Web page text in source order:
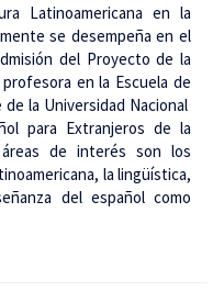
Latinoamericana en la
se desempeña en el
del Proyecto de la
en la Escuela de
la Universidad Nacional
para Extranjeros de la
áreas de interés son los
la lingüística,
del español como